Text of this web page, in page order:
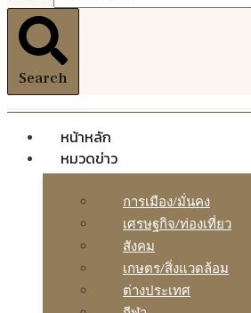
Search
หน้าหลัก
หมวดข่าว
การเมือง/มั่นคง
เศรษฐกิจ/ท่องเที่ยว
สังคม
เกษตร/สิ่งแวดล้อม
ต่างประเทศ